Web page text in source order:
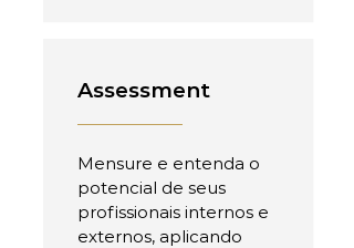
Assessment
Mensure e entenda o
potencial de seus
profissionais internos e
externos, aplicando